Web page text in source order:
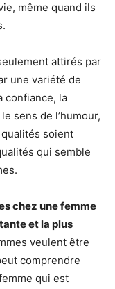
même quand ils
attirés par
une variété de
confiance, la
sens de l’humour,
soient
qui semble
chez une femme
et la plus
veulent être
comprendre
qui est